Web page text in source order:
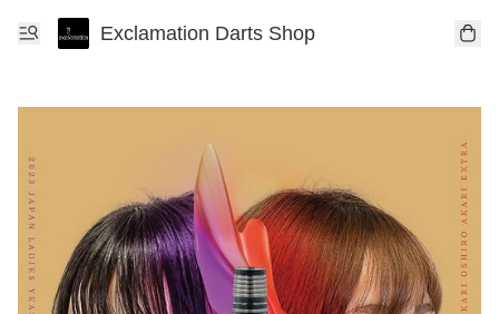
Exclamation Darts Shop